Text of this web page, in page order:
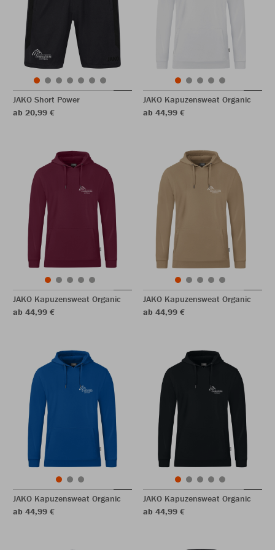
JAKO Short Power
ab 20,99 €
JAKO Kapuzensweat Organic
ab 44,99 €
JAKO Kapuzensweat Organic
ab 44,99 €
JAKO Kapuzensweat Organic
ab 44,99 €
JAKO Kapuzensweat Organic
ab 44,99 €
JAKO Kapuzensweat Organic
ab 44,99 €